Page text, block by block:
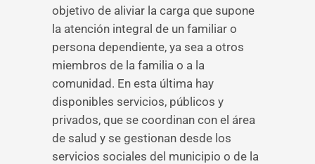
objetivo de aliviar la carga que supone
la atención integral de un familiar o
persona dependiente, ya sea a otros
miembros de la familia o a la
comunidad. En esta última hay
disponibles servicios, públicos y
privados, que se coordinan con el área
de salud y se gestionan desde los
servicios sociales del municipio o de la